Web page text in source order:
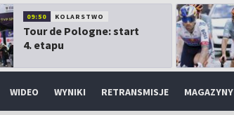
09:50 KOLARSTWO
Tour de Pologne: start
4. etapu
WIDEO WYNIKI RETRANSMISJE MAGAZYNY